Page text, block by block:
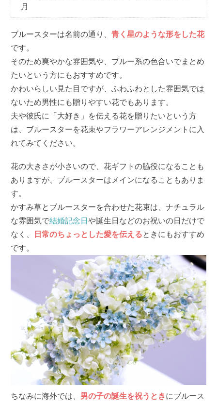
月
ブルースターは名前の通り、青く星のような形をした花
です。
そのため爽やかな雰囲気や、ブルー系の色合いでまとめ
たいという方にもおすすめです。
かわいらしい見た目ですが、ふわふわとした雰囲気では
ないため男性にも贈りやすい花でもあります。
夫や彼氏に「大好き」を伝える花を贈りたいという方
は、ブルースターを花束やフラワーアレンジメントに入
れてみてください。
花の大きさが小さいので、花ギフトの脇役になることも
ありますが、ブルースターはメインになることもありま
す。
かすみ草とブルースターを合わせた花束は、ナチュラル
な雰囲気で結婚記念日や誕生日などのお祝いの日だけで
なく、
日常のちょっとした愛を伝えるときにもおすすめ
です。
ちなみに海外では、 男の子の誕生を祝うときにブルース